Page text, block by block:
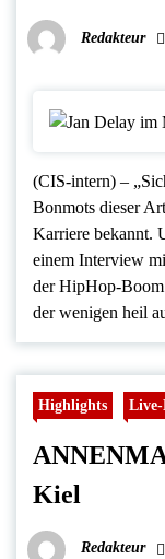
Redakteur
(CIS-intern) –
Bonmots dieser
Karriere bekannt.
einem Interview
der HipHop-Boom
der wenigen heil
Highlights
Kiel
Redakteur